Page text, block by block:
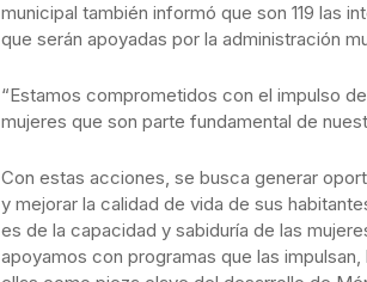
municipal también informó que son 119 las
que serán apoyadas por la administración
“Estamos comprometidos con el impulso
mujeres que son parte fundamental de
Con estas acciones, se busca generar
y mejorar la calidad de vida de sus
es de la capacidad y sabiduría de las
apoyamos con programas que las